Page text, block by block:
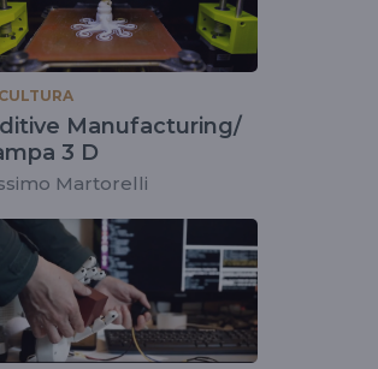
Manufacturing/
3 D
Martorelli